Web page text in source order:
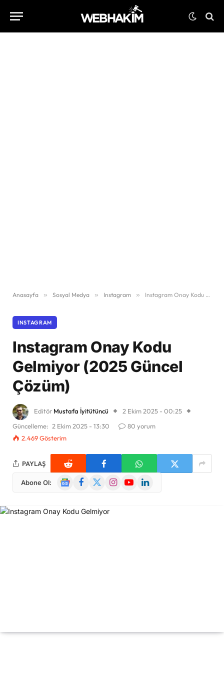
Anasayfa » Sosyal Medya » Instagram » Instagram Onay Kodu Gelmiyor (2025 Güncel Çözüm)
INSTAGRAM
Instagram Onay Kodu
Gelmiyor (2025 Güncel
Çözüm)
Editör Mustafa İyitütüncü
2 Ekim 2025 - 00:25
Güncelleme: 2 Ekim 2025 - 13:30
80 yorum
2.469Gösterim
PAYLAŞ
Abone Ol:
GoogleFacebook
X
InstagramYouTubeLinkedIn